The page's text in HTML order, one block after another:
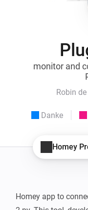
monitor and
Robin
Danke
Homey
Homey app to